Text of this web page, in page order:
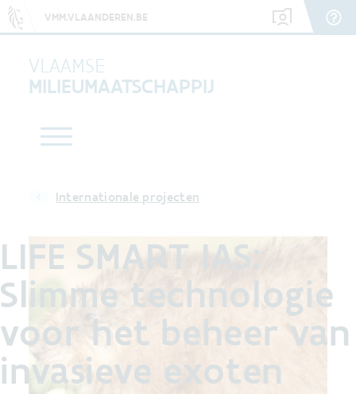
VMM.VLAANDEREN.BE
VLAAMSE
MILIEUMAATSCHAPPIJ
Internationale projecten
LIFE SMART IAS:
Slimme technologie
voor het beheer van
invasieve exoten